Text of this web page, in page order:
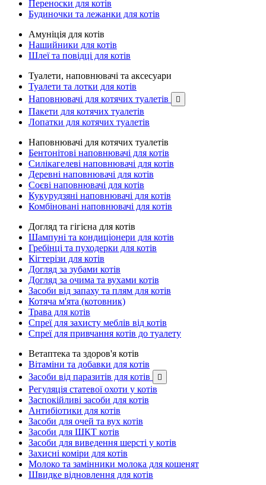
Переноски для котів
Будиночки та лежанки для котів
Амуніція для котів
Нашийники для котів
Шлеї та повідці для котів
Туалети, наповнювачі та аксесуари
Туалети та лотки для котів
Наповнювачі для котячих туалетів

Пакети для котячих туалетів
Лопатки для котячих туалетів
Наповнювачі для котячих туалетів
Бентонітові наповнювачі для котів
Силікагелеві наповнювачі для котів
Деревні наповнювачі для котів
Соєві наповнювачі для котів
Кукурудзяні наповнювачі для котів
Комбіновані наповнювачі для котів
Догляд та гігієна для котів
Шампуні та кондиціонери для котів
Гребінці та пуходерки для котів
Кігтерізи для котів
Догляд за зубами котів
Догляд за очима та вухами котів
Засоби від запаху та плям для котів
Котяча м'ята (котовник)
Трава для котів
Спреї для захисту меблів від котів
Спреї для привчання котів до туалету
Ветаптека та здоров'я котів
Вітаміни та добавки для котів
Засоби від паразитів для котів

Регуляція статевої охоти у котів
Заспокійливі засоби для котів
Антибіотики для котів
Засоби для очей та вух котів
Засоби для ШКТ котів
Засоби для виведення шерсті у котів
Захисні коміри для котів
Молоко та замінники молока для кошенят
Швидке відновлення для котів